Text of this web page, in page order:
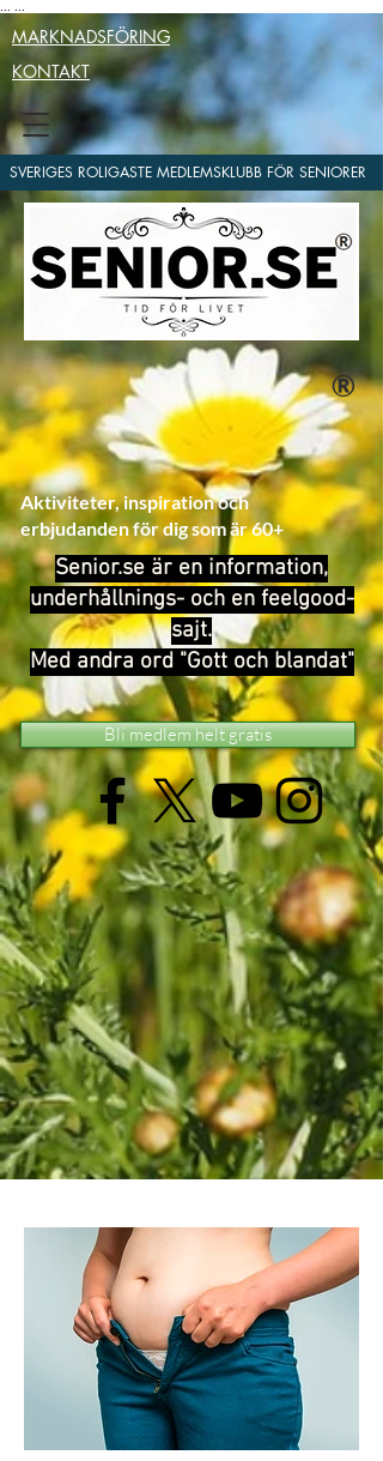
MARKNADSFÖRING
KONTAKT
SVERIGES ROLIGASTE MEDLEMSKLUBB FÖR SENIORER
®
Aktiviteter, inspiration och
erbjudanden för dig som är 60+
Senior.se är en information,
underhållnings- och en feelgood-
sajt.
Med andra ord "Gott och blandat"
Bli medlem helt gratis